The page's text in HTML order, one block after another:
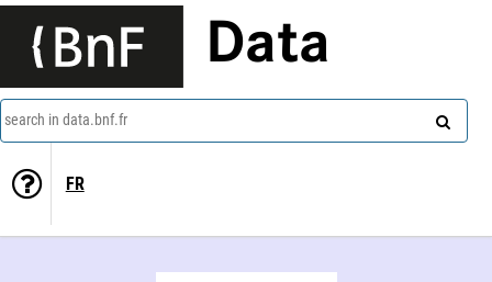
Data
search in data.bnf.fr
FR